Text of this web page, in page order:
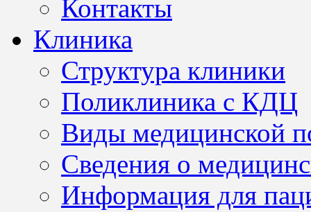
Контакты
Клиника
Структура клиники
Поликлиника с КДЦ
Виды медицинской
Сведения о
Информация для